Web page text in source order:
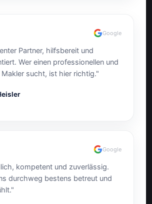
Google
Partner, hilfsbereit und
Wer einen professionellen und
sucht, ist hier richtig."
Google
kompetent und zuverlässig.
durchweg bestens betreut und